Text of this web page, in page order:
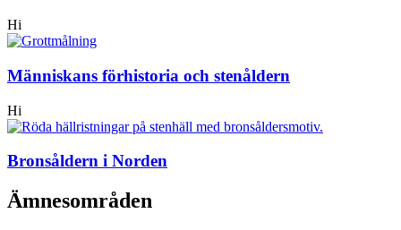
Hi
Människans förhistoria och stenåldern
Hi
Bronsåldern i Norden
Ämnesområden